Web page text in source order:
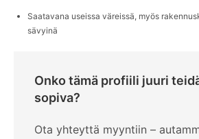
Saatavana useissa väreissä, myös
sävyinä
Onko tämä profiili juuri
sopiva?
Ota yhteyttä myyntiin –